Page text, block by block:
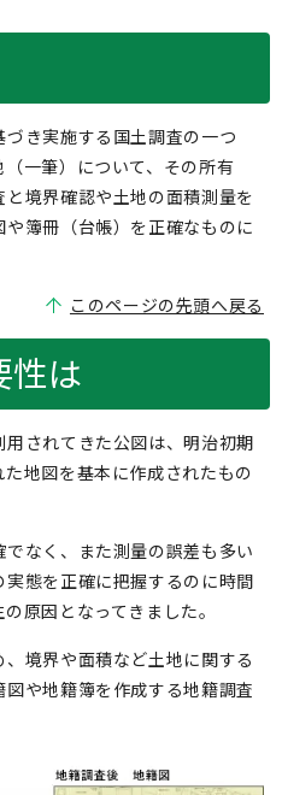
き実施する国土調査の一つ
一筆）について、その所有
境界確認や土地の面積測量を
簿冊（台帳）を正確なものに
このページの先頭へ戻る
性は
されてきた公図は、明治初期
地図を基本に作成されたもの
なく、また測量の誤差も多い
態を正確に把握するのに時間
原因となってきました。
境界や面積など土地に関する
や地籍簿を作成する地籍調査